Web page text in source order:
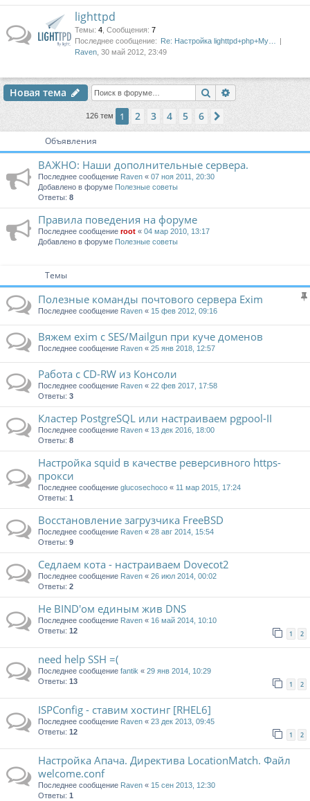
lighttpd
Темы: 4 Сообщения: 7
Последнее сообщение: Re: Настройка lighttpd+php+My…
Raven , 30 май 2012, 23:49
Новая тема Поиск
126 тем 1 2 3 4 5 6
Объявления
ВАЖНО: Наши дополнительные сервера.
Последнее сообщение Raven « 07 ноя 2011, 20:30
Добавлено в форуме Полезные советы
Ответы: 8
Правила поведения на форуме
Последнее сообщение root « 04 мар 2010, 13:17
Добавлено в форуме Полезные советы
Темы
Полезные команды почтового сервера Exim
Последнее сообщение Raven « 15 фев 2012, 09:16
Вяжем exim c SES/Mailgun при куче доменов
Последнее сообщение Raven « 25 янв 2018, 12:57
Работа с CD-RW из Консоли
Последнее сообщение Raven « 22 фев 2017, 17:58
Ответы: 3
Кластер PostgreSQL или настраиваем pgpool-II
Последнее сообщение Raven « 13 дек 2016, 18:00
Ответы: 8
Настройка squid в качестве реверсивного https-
прокси
Последнее сообщение glucosechoco « 11 мар 2015, 17:24
Ответы: 1
Восстановление загрузчика FreeBSD
Последнее сообщение Raven « 28 авг 2014, 15:54
Ответы: 9
Седлаем кота - настраиваем Dovecot2
Последнее сообщение Raven « 26 июл 2014, 00:02
Ответы: 2
Не BIND'ом единым жив DNS
Последнее сообщение Raven « 16 май 2014, 10:10
Ответы: 12 1 2
need help SSH =(
Последнее сообщение fantik « 29 янв 2014, 10:29
Ответы: 13 1 2
ISPConfig - ставим хостинг [RHEL6]
Последнее сообщение Raven « 23 дек 2013, 09:45
Ответы: 12 1 2
Настройка Апача. Директива LocationMatch. Файл
welcome.conf
Последнее сообщение Raven « 15 сен 2013, 12:30
Ответы: 1